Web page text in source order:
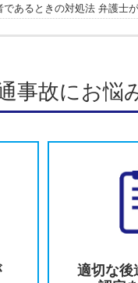
をついているときの対
の加害者であるときの対
交通事故